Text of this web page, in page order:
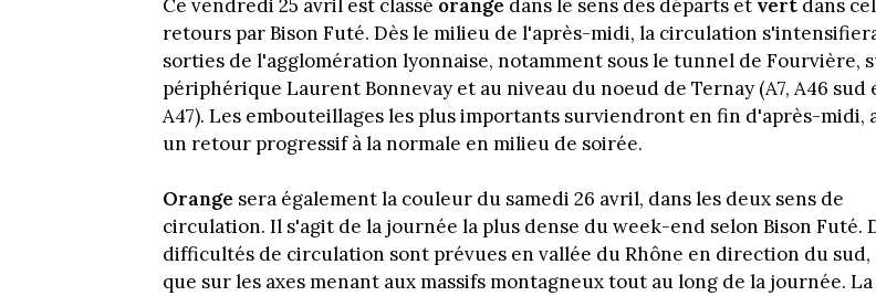
Ce vendredi 25 avril est classé orange dans le sens des départs et vert dans
retours par Bison Futé. Dès le milieu de l'après-midi, la circulation
sorties de l'agglomération lyonnaise, notamment sous le tunnel de Fourvière,
périphérique Laurent Bonnevay et au niveau du noeud de Ternay (A7, A46 sud
A47). Les embouteillages les plus importants surviendront en fin d'après-midi,
un retour progressif à la normale en milieu de soirée.
Orange sera également la couleur du samedi 26 avril, dans les deux sens de
circulation. Il s'agit de la journée la plus dense du week-end selon Bison Futé.
difficultés de circulation sont prévues en vallée du Rhône en direction du sud,
que sur les axes menant aux massifs montagneux tout au long de la journée. La